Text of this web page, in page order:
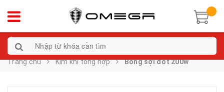
Trang chủ Kim khí tổng hợp Bóng sợi đốt 200w